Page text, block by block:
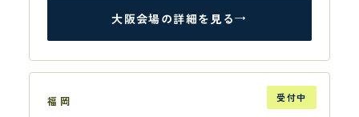
大阪会場の詳細を見る→
受付中
福岡